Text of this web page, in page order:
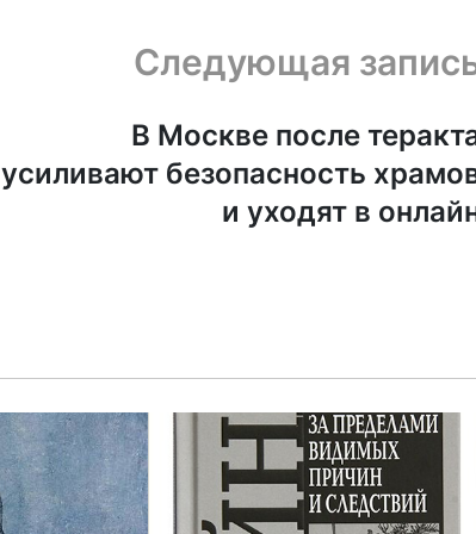
Следующая
В Москве после
усиливают безопасность
и уходят в